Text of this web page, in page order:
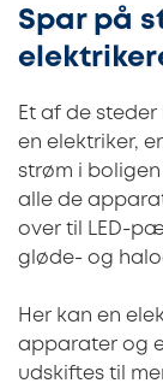
Spar på
Et af de
en elektriker,
strøm i
alle de
over til LED-
gløde- og
Her kan en
apparater og
udskiftes til